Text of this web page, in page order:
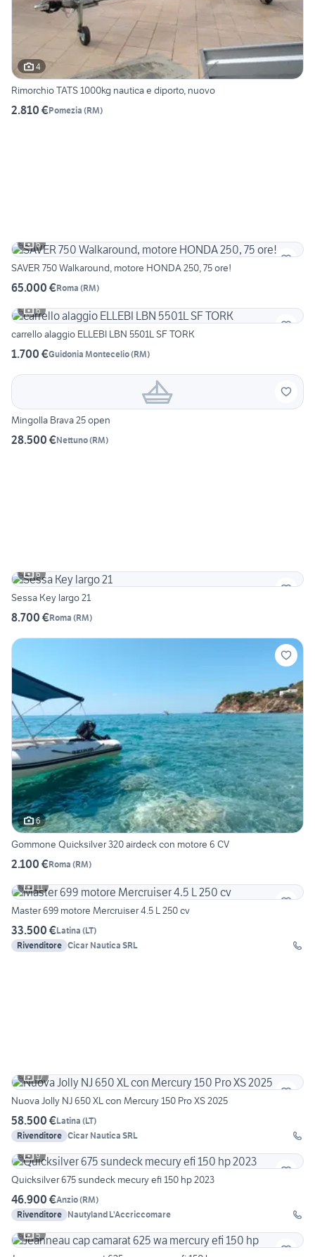
4
Rimorchio TATS 1000kg nautica e diporto, nuovo
2.810 €Pomezia (RM)
6
SAVER 750 Walkaround, motore HONDA 250, 75 ore!
65.000 €Roma (RM)
6
carrello alaggio ELLEBI LBN 5501L SF TORK
1.700 €Guidonia Montecelio(RM)
Mingolla Brava 25 open
28.500 €Nettuno(RM)
6
Sessa Key largo 21
8.700 €Roma (RM)
6
Gommone Quicksilver 320 airdeck con motore 6 CV
2.100 €Roma (RM)
11
Master 699 motore Mercruiser 4.5 L 250 cv
33.500 €Latina (LT)
Rivenditore Cicar Nautica SRL
17
Nuova Jolly NJ 650 XL con Mercury 150 Pro XS 2025
58.500 €Latina (LT)
Rivenditore Cicar Nautica SRL
9
Quicksilver 675 sundeck mecury efi 150 hp 2023
46.900 €Anzio(RM)
Rivenditore Nautyland L'Accriccomare
5